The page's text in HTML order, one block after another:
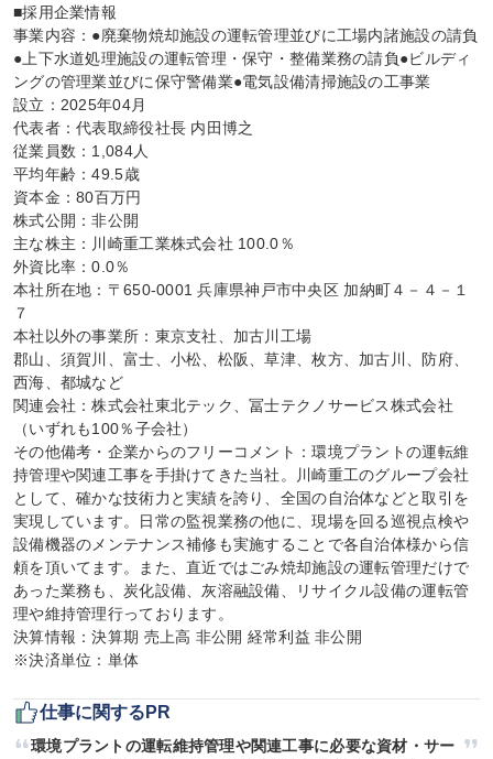
■採用企業情報
事業内容：●廃棄物焼却施設の運転管理並びに工場内諸施設の請負
●上下水道処理施設の運転管理・保守・整備業務の請負●ビルディ
ングの管理業並びに保守警備業●電気設備清掃施設の工事業
設立：2025年04月
代表者：代表取締役社長 内田博之
従業員数：1,084人
平均年齢：49.5歳
資本金：80百万円
株式公開：非公開
主な株主：川崎重工業株式会社 100.0％
外資比率：0.0％
本社所在地：〒650-0001 兵庫県神戸市中央区 加納町４－４－１
７
本社以外の事業所：東京支社、加古川工場
郡山、須賀川、富士、小松、松阪、草津、枚方、加古川、防府、
西海、都城など
関連会社：株式会社東北テック、冨士テクノサービス株式会社
（いずれも100％子会社）
その他備考・企業からのフリーコメント：環境プラントの運転維
持管理や関連工事を手掛けてきた当社。川崎重工のグループ会社
として、確かな技術力と実績を誇り、全国の自治体などと取引を
実現しています。日常の監視業務の他に、現場を回る巡視点検や
設備機器のメンテナンス補修も実施することで各自治体様から信
頼を頂いてます。また、直近ではごみ焼却施設の運転管理だけで
あった業務も、炭化設備、灰溶融設備、リサイクル設備の運転管
理や維持管理行っております。
決算情報：決算期 売上高 非公開 経常利益 非公開
※決済単位：単体
仕事に関するPR
環境プラントの運転維持管理や関連工事に必要な資材・サー